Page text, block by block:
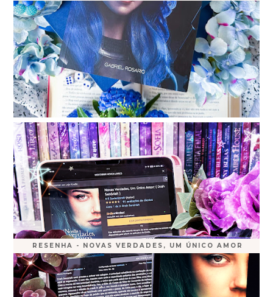
RESENHA - NOVAS VERDADES, UM ÚNICO AMOR